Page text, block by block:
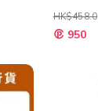
HK$458.0
特
殊 950